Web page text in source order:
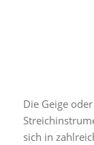
Die Geige
sich in